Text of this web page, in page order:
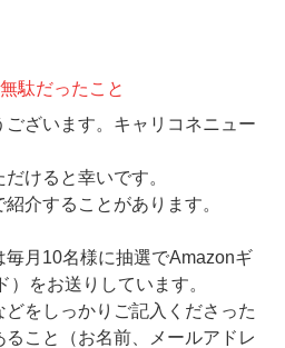
駄だったこと
ざいます。キャリコネニュー
けると幸いです。
介することがあります。
毎月10名様に抽選でAmazonギ
をお送りしています。
をしっかりご記入くださった
こと（お名前、メールアドレ